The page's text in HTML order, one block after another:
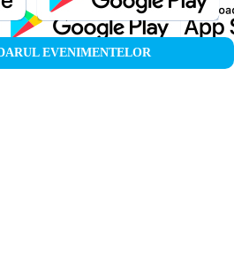
EVENIMENTELOR